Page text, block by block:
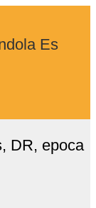
Es
DR, epoca